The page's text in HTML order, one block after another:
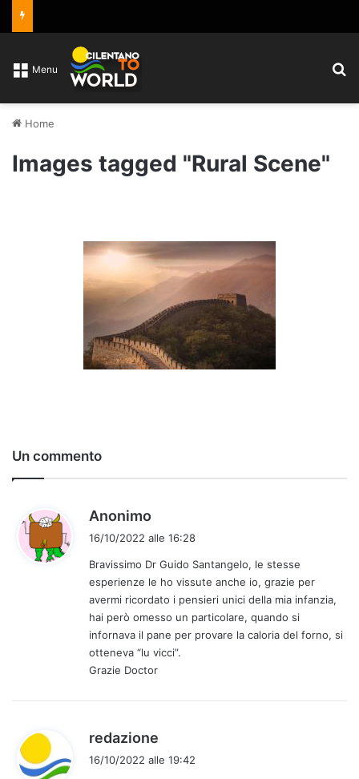
Menu
Home
Images tagged "Rural Scene"
Un commento
Anonimo
e
t
t
o
:
16/10/2022 alle 16:28
Bravissimo Dr Guido Santangelo, le stesse
esperienze le ho vissute anche io, grazie per
avermi ricordato i pensieri unici della mia infanzia,
hai però omesso un particolare, quando si
infornava il pane per provare la caloria del forno, si
otteneva “lu vicci”.
Grazie Doctor
redazione
16/10/2022 alle 19:42